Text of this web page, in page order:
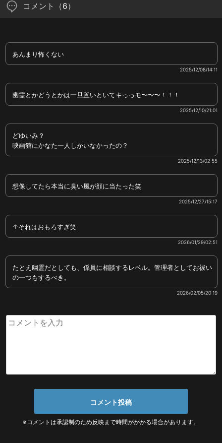
コメント（6）
あんまり怖くない
2025/12/08/14:11
幽霊とかどうとかは一旦置いといてキっっモ〜〜〜！！！
2025/12/10/21:01
どゆいみ？
映画館にかなた一人しかいなかったの？
2025/12/13/02:55
想像してたら本当に臭い風が顔に当たった笑
2025/12/27/15:17
↑それはおもろすぎ笑
2026/01/29/02:51
たとえ幽霊だとしても、係員に相談するレベル。管理者としてお祓い
の一つもするべき。
2026/02/05/20:19
※コメントは承認制のため反映まで時間がかかる場合があります。